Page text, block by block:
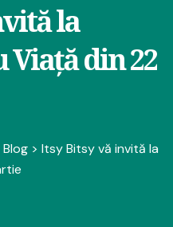
la
din 22
Blog > Itsy Bitsy vă invită la